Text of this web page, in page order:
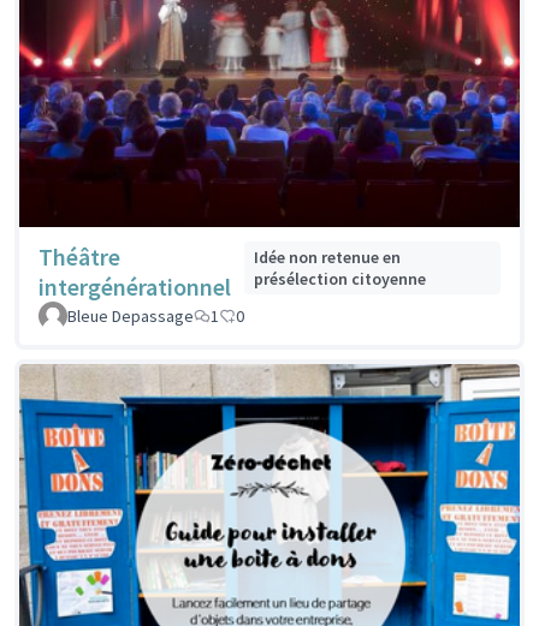
Théâtre
intergénérationnel
Idée non retenue en
présélection citoyenne
Bleue Depassage
1 0